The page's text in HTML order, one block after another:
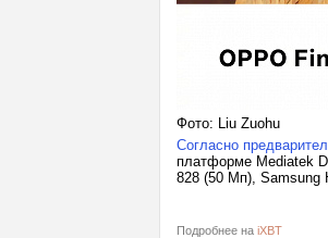
Фото: Liu Zuohu
Согласно
платформе Mediatek
828 (50 Мп), Samsung
Подробнее на iXBT